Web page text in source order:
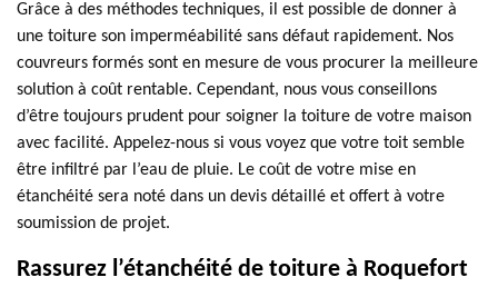
Grâce à des méthodes techniques, il est possible de donner à
une toiture son imperméabilité sans défaut rapidement. Nos
couvreurs formés sont en mesure de vous procurer la meilleure
solution à coût rentable. Cependant, nous vous conseillons
d’être toujours prudent pour soigner la toiture de votre maison
avec facilité. Appelez-nous si vous voyez que votre toit semble
être infiltré par l’eau de pluie. Le coût de votre mise en
étanchéité sera noté dans un devis détaillé et offert à votre
soumission de projet.
Rassurez l’étanchéité de toiture à Roquefort